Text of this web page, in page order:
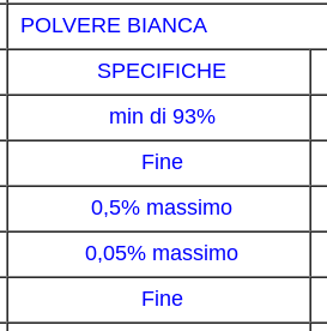
POLVERE BIANCA
SPECIFICHE
min di 93%
Fine
0,5% massimo
0,05% massimo
Fine